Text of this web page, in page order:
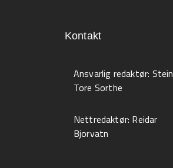
Kontakt
Ansvarlig redaktør: Stein
Tore Sorthe
Nettredaktør: Reidar
Bjorvatn